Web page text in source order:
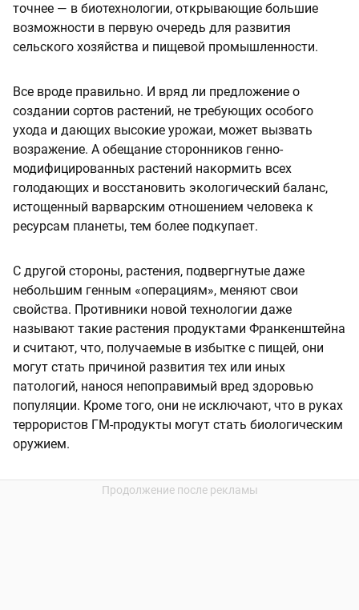
точнее — в биотехнологии, открывающие большие
возможности в первую очередь для развития
сельского хозяйства и пищевой промышленности.
Все вроде правильно. И вряд ли предложение о
создании сортов растений, не требующих особого
ухода и дающих высокие урожаи, может вызвать
возражение. А обещание сторонников генно-
модифицированных растений накормить всех
голодающих и восстановить экологический баланс,
истощенный варварским отношением человека к
ресурсам планеты, тем более подкупает.
С другой стороны, растения, подвергнутые даже
небольшим генным «операциям», меняют свои
свойства. Противники новой технологии даже
называют такие растения продуктами Франкенштейна
и считают, что, получаемые в избытке с пищей, они
могут стать причиной развития тех или иных
патологий, нанося непоправимый вред здоровью
популяции. Кроме того, они не исключают, что в руках
террористов ГМ-продукты могут стать биологическим
оружием.